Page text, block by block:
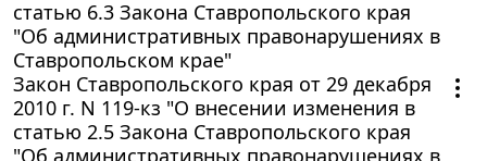
статью 6.3 Закона Ставропольского края
"Об административных правонарушениях в
Ставропольском крае"
Закон Ставропольского края от 29 декабря
2010 г. N 119-кз "О внесении изменения в
статью 2.5 Закона Ставропольского края
"Об административных правонарушениях в